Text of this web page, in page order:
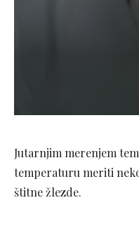
Jutarnjim merenjem
temperaturu meriti
štitne žlezde.